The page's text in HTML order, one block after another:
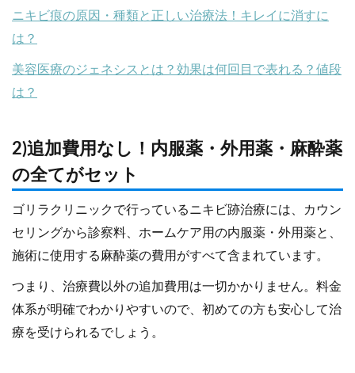
ニキビ痕の原因・種類と正しい治療法！キレイに消すに
は？
美容医療のジェネシスとは？効果は何回目で表れる？値段
は？
2)追加費用なし！内服薬・外用薬・麻酔薬
の全てがセット
ゴリラクリニックで行っているニキビ跡治療には、カウン
セリングから診察料、ホームケア用の内服薬・外用薬と、
施術に使用する麻酔薬の費用がすべて含まれています。
つまり、治療費以外の追加費用は一切かかりません。料金
体系が明確でわかりやすいので、初めての方も安心して治
療を受けられるでしょう。